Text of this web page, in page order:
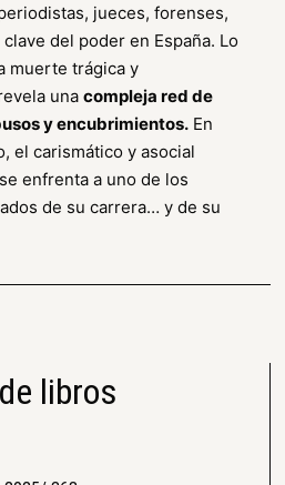
jueces, forenses,
del poder en España. Lo
muerte trágica y
una compleja red de
y encubrimientos.En
el carismático y asocial
enfrenta a uno de los
de su carrera… y de su
libros